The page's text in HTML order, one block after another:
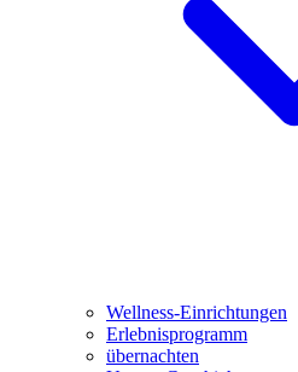
Wellness-Einrichtungen
Erlebnisprogramm
übernachten